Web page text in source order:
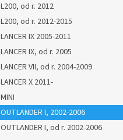
L200, od r. 2012
L200, od r. 2012-2015
LANCER IX 2005-2011
LANCER IX, od r. 2005
LANCER VII, od r. 2004-2009
LANCER X 2011-
MINI
OUTLANDER I, 2002-2006
OUTLANDER I, od r. 2002-2006